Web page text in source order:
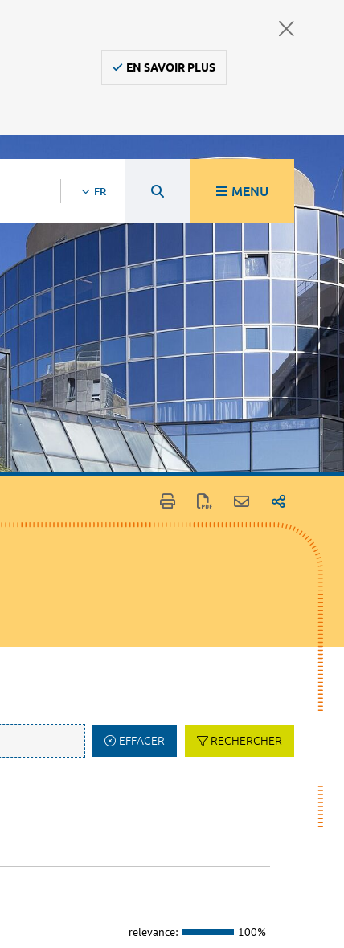
EN SAVOIR PLUS
FR MENU
EFFACER RECHERCHER
relevance: 100%